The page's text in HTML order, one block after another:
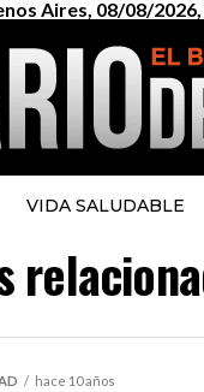
Aires, 08/08/
VIDA SALUDABLE
hace 10 años